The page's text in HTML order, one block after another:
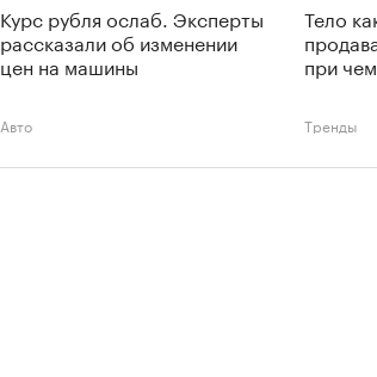
Курс рубля ослаб. Эксперты
рассказали об изменении
цен на машины
Авто
Тело
при
Тренды